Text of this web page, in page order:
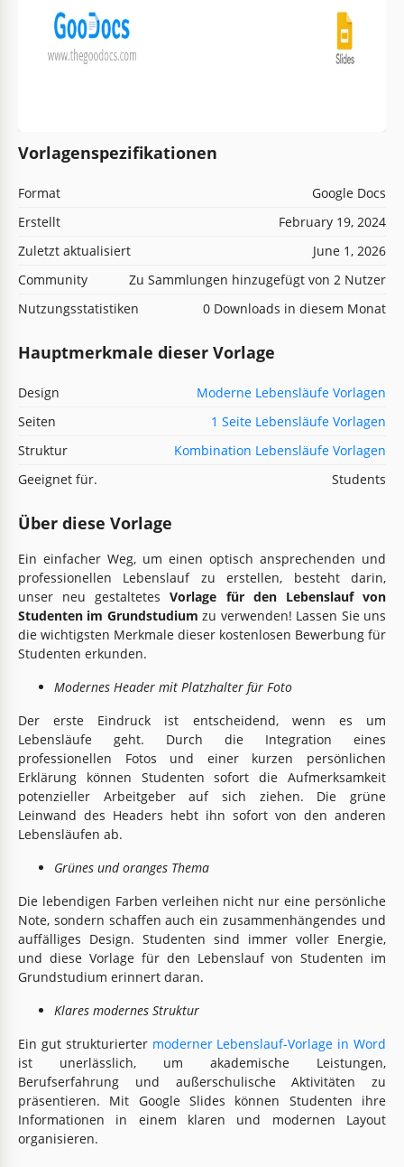
Vorlagenspezifikationen
Format
Google Docs
Erstellt
February 19, 2024
Zuletzt aktualisiert
June 1, 2026
Community
Zu Sammlungen hinzugefügt von 2 Nutzer
Nutzungsstatistiken
0 Downloads in diesem Monat
Hauptmerkmale dieser Vorlage
Design
Moderne Lebensläufe Vorlagen
Seiten
1 Seite Lebensläufe Vorlagen
Struktur
Kombination Lebensläufe Vorlagen
Geeignet für.
Students
Über diese Vorlage
Ein einfacher Weg, um einen optisch ansprechenden und
professionellen Lebenslauf zu erstellen, besteht darin,
unser neu gestaltetesVorlage für den Lebenslauf von
Studenten im Grundstudium zu verwenden! Lassen Sie uns
die wichtigsten Merkmale dieser kostenlosen Bewerbung für
Studenten erkunden.
Modernes Header mit Platzhalter für Foto
Der erste Eindruck ist entscheidend, wenn es um
Lebensläufe geht. Durch die Integration eines
professionellen Fotos und einer kurzen persönlichen
Erklärung können Studenten sofort die Aufmerksamkeit
potenzieller Arbeitgeber auf sich ziehen. Die grüne
Leinwand des Headers hebt ihn sofort von den anderen
Lebensläufen ab.
Grünes und oranges Thema
Die lebendigen Farben verleihen nicht nur eine persönliche
Note, sondern schaffen auch ein zusammenhängendes und
auffälliges Design. Studenten sind immer voller Energie,
und diese Vorlage für den Lebenslauf von Studenten im
Grundstudium erinnert daran.
Klares modernes Struktur
Ein gut strukturierter moderner Lebenslauf-Vorlage in Word
ist unerlässlich, um akademische Leistungen,
Berufserfahrung und außerschulische Aktivitäten zu
präsentieren. Mit Google Slides können Studenten ihre
Informationen in einem klaren und modernen Layout
organisieren.